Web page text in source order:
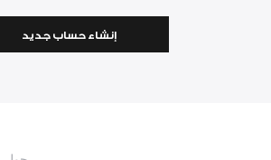
إنشاء حساب جديد